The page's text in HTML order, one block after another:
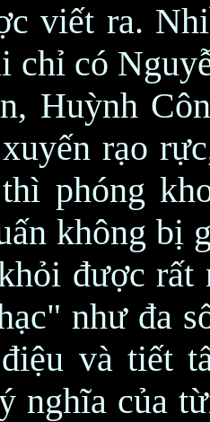
viết ra.
chỉ có
Huỳnh
rạo
phóng
không bị
được
như đa
và tiết
nghĩa của